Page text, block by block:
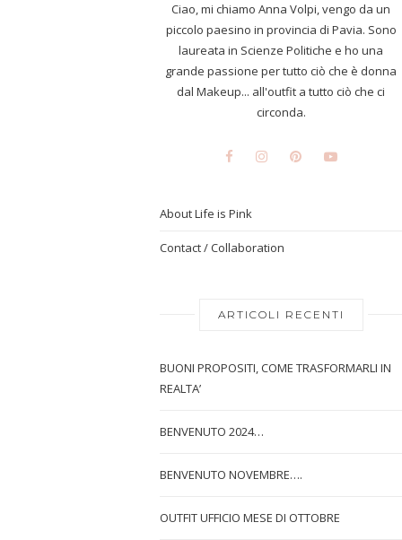
Ciao, mi chiamo Anna Volpi, vengo da un
piccolo paesino in provincia di Pavia. Sono
laureata in Scienze Politiche e ho una
grande passione per tutto ciò che è donna
dal Makeup... all'outfit a tutto ciò che ci
circonda.
About Life is Pink
Contact / Collaboration
ARTICOLI RECENTI
BUONI PROPOSITI, COME TRASFORMARLI IN
REALTA’
BENVENUTO 2024…
BENVENUTO NOVEMBRE….
OUTFIT UFFICIO MESE DI OTTOBRE